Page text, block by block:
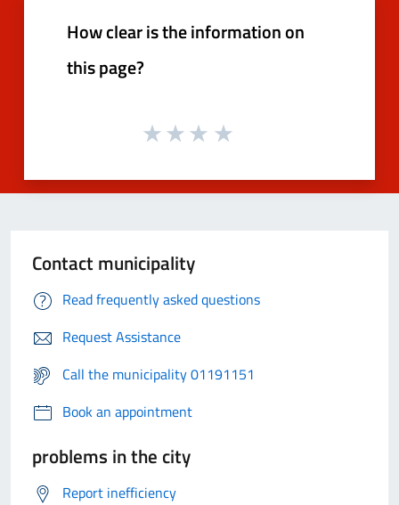
How clear is the information on
this page?
Contact municipality
Read frequently asked questions
Request Assistance
Call the municipality 01191151
Book an appointment
problems in the city
Report inefficiency